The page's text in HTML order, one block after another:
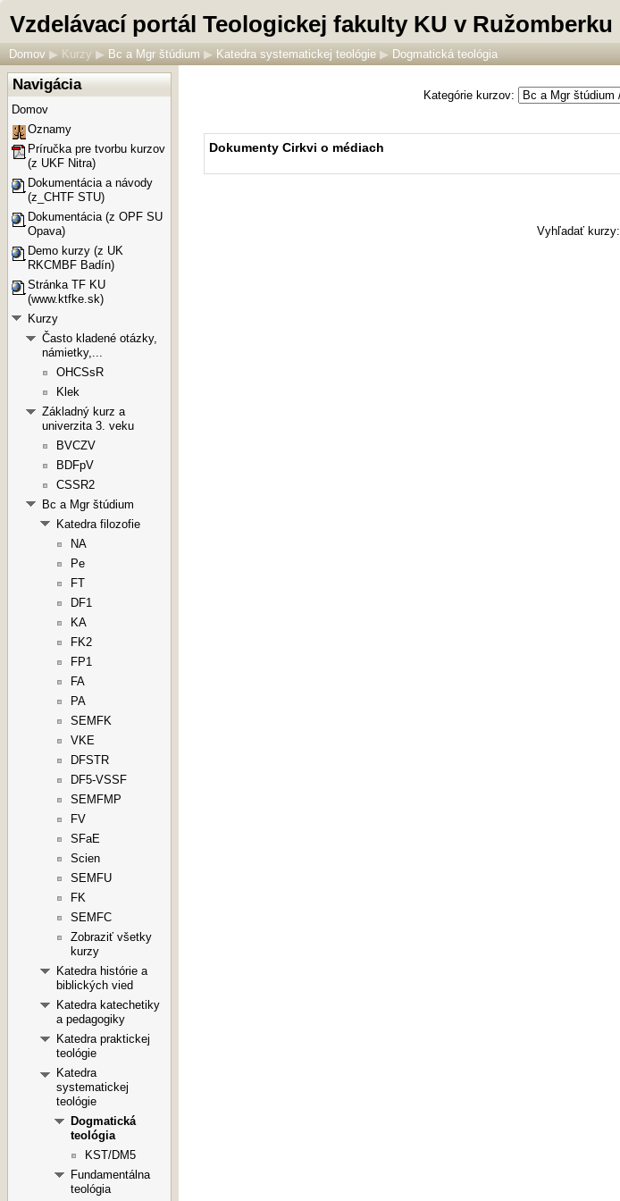
Vzdelávací portál Teologickej fakulty KU v Ružomberku
Domov ▶ Kurzy ▶ Bc a Mgr štúdium ▶ Katedra systematickej teológie ▶ Dogmatická teológia
Kategórie kurzov:
Dokumenty Cirkvi o médiach
Vyhľadať kurzy:
Navigácia
Domov
Oznamy
Príručka pre tvorbu kurzov
(z UKF Nitra)
Dokumentácia a návody
(z_CHTF STU)
Dokumentácia (z OPF SU
Opava)
Demo kurzy (z UK
RKCMBF Badín)
Stránka TF KU
(www.ktfke.sk)
Kurzy
Často kladené otázky,
námietky,...
OHCSsR
Klek
Základný kurz a
univerzita 3. veku
BVCZV
BDFpV
CSSR2
Bc a Mgr štúdium
Katedra filozofie
NA
Pe
FT
DF1
KA
FK2
FP1
FA
PA
SEMFK
VKE
DFSTR
DF5-VSSF
SEMFMP
FV
SFaE
Scien
SEMFU
FK
SEMFC
Zobraziť všetky
kurzy
Katedra histórie a
biblických vied
Katedra katechetiky
a pedagogiky
Katedra praktickej
teológie
Katedra
systematickej
teológie
Dogmatická
teológia
KST/DM5
Fundamentálna
teológia